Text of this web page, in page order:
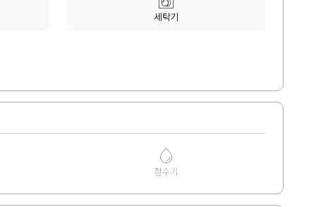
세탁기
정수기